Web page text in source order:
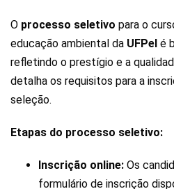
O processo seletivo para o
educação ambiental da UFPel é
refletindo o prestígio e a
detalha os requisitos para a
seleção.
Etapas do processo seletivo:
Inscrição online: Os
formulário de inscrição